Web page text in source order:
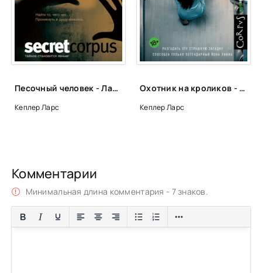
0051
0052
Песочный человек - Ларс Кеплер
Кеплер Ларс
Охотник на кроликов - Ларс Кеплер
Кеплер Ларс
Комментарии
Минимальная длина комментария - 7 знаков.